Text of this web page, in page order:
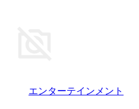
エンターテインメント